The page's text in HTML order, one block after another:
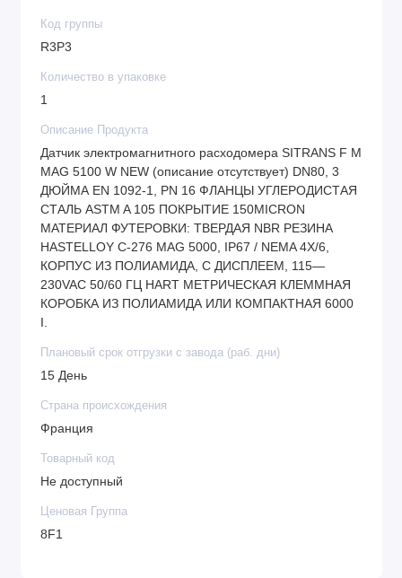
Код группы
R3P3
Количество в упаковке
1
Описание Продукта
Датчик электромагнитного расходомера SITRANS F M
MAG 5100 W NEW (описание отсутствует) DN80, 3
ДЮЙМА EN 1092-1, PN 16 ФЛАНЦЫ УГЛЕРОДИСТАЯ
СТАЛЬ ASTM A 105 ПОКРЫТИЕ 150MICRON
МАТЕРИАЛ ФУТЕРОВКИ: ТВЕРДАЯ NBR РЕЗИНА
HASTELLOY C-276 MAG 5000, IP67 / NEMA 4X/6,
КОРПУС ИЗ ПОЛИАМИДА, С ДИСПЛЕЕМ, 115—
230VAC 50/60 ГЦ HART МЕТРИЧЕСКАЯ КЛЕММНАЯ
КОРОБКА ИЗ ПОЛИАМИДА ИЛИ КОМПАКТНАЯ 6000
Плановый срок отгрузки с завода (раб. дни)
15 День
Страна происхождения
Франция
Товарный код
Не доступный
Ценовая Группа
8F1